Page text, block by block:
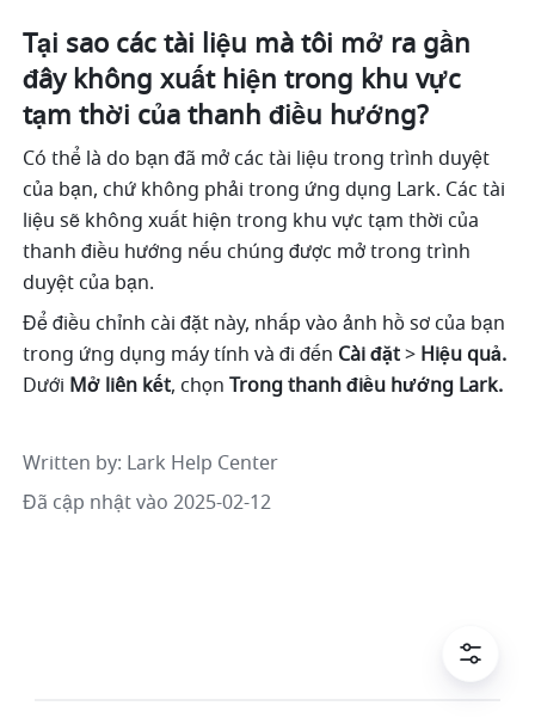
Tại sao các tài liệu mà tôi mở ra gần
đây không xuất hiện trong khu vực
tạm thời của thanh điều hướng?
Có thể là do bạn đã mở các tài liệu trong trình duyệt
của bạn, chứ không phải trong ứng dụng Lark. Các tài
liệu sẽ không xuất hiện trong khu vực tạm thời của
thanh điều hướng nếu chúng được mở trong trình
duyệt của bạn.
Để điều chỉnh cài đặt này, nhấp vào ảnh hồ sơ của bạn
trong ứng dụng máy tính và đi đến Cài đặt >
Dưới Mở liên kết, chọn Trong thanh điều hướng Lark.
Written by: Lark Help Center
Đã cập nhật vào 2025-02-12